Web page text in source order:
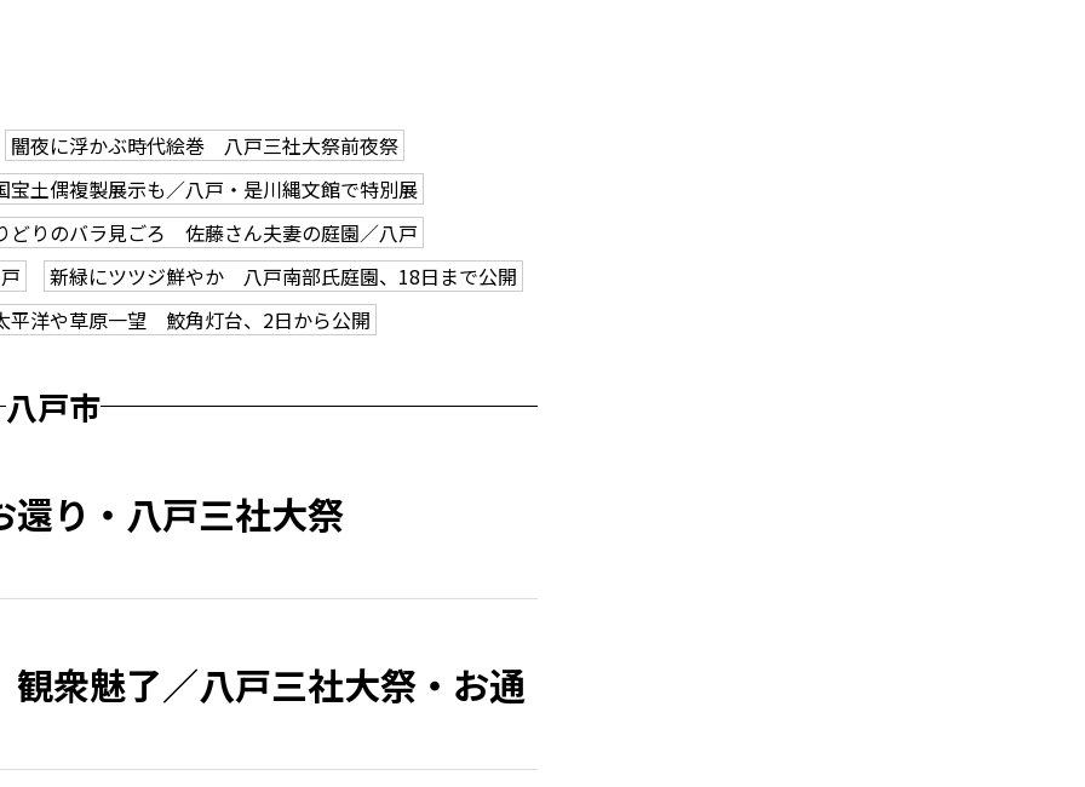
闇夜に浮かぶ時代絵巻 八戸三社大祭前夜祭
宝土偶複製展示も／八戸・是川縄文館で特別展
どりのバラ見ごろ 佐藤さん夫妻の庭園／八戸
新緑にツツジ鮮やか 八戸南部氏庭園、18日まで公開
平洋や草原一望 鮫角灯台、2日から公開
八戸市
還り・八戸三社大祭
観衆魅了／八戸三社大祭・お通